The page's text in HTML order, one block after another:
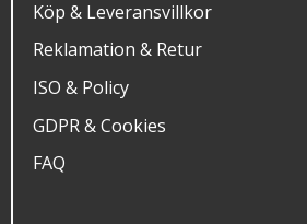
Köp & Leveransvillkor
Reklamation & Retur
ISO & Policy
GDPR & Cookies
FAQ